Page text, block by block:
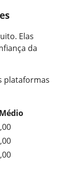
Elas
da
plataformas